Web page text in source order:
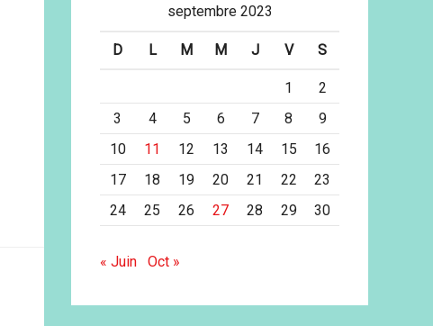
septembre 2023
D L M M J V S
1
2
3
4 5 6 7 8
9
10
11 12 13 14 15
16
17
18 19 20 21 22
23
24
25 26 27 28 29 30
« Juin Oct »